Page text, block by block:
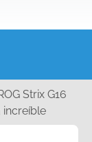
Strix G16
increíble